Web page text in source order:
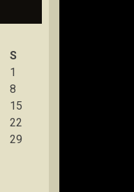
S
1
8
15
22
29